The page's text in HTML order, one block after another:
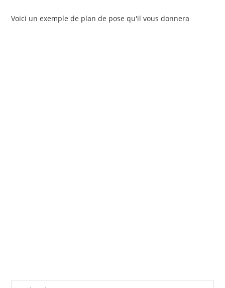
Voici un exemple de plan de pose qu'il vous donnera